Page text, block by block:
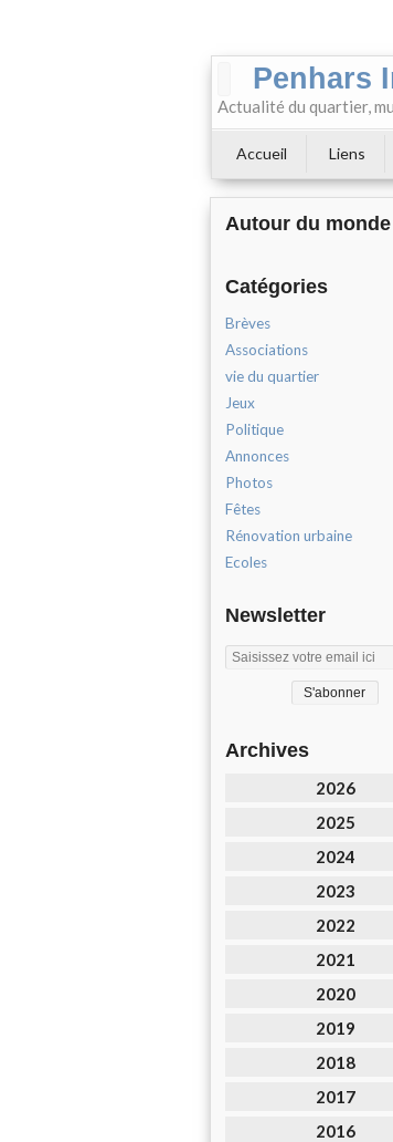
Penhars
Actualité du quartier,
Accueil Liens
Autour du monde
Catégories
Brèves
Associations
vie du quartier
Jeux
Politique
Annonces
Photos
Fêtes
Rénovation urbaine
Ecoles
Newsletter
Archives
2026
2025
2024
2023
2022
2021
2020
2019
2018
2017
2016